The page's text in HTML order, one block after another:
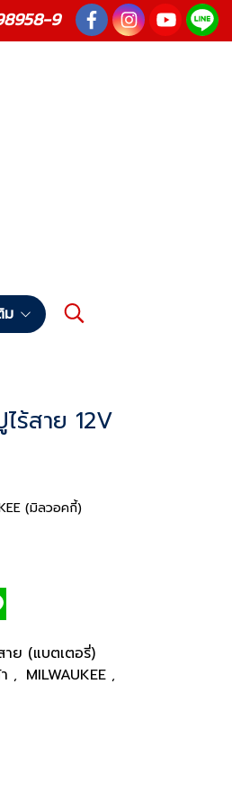
9
ม
ร้สาย 12V
(มิลวอคกี้)
าย (แบตเตอรี่)
, MILWAUKEE ,